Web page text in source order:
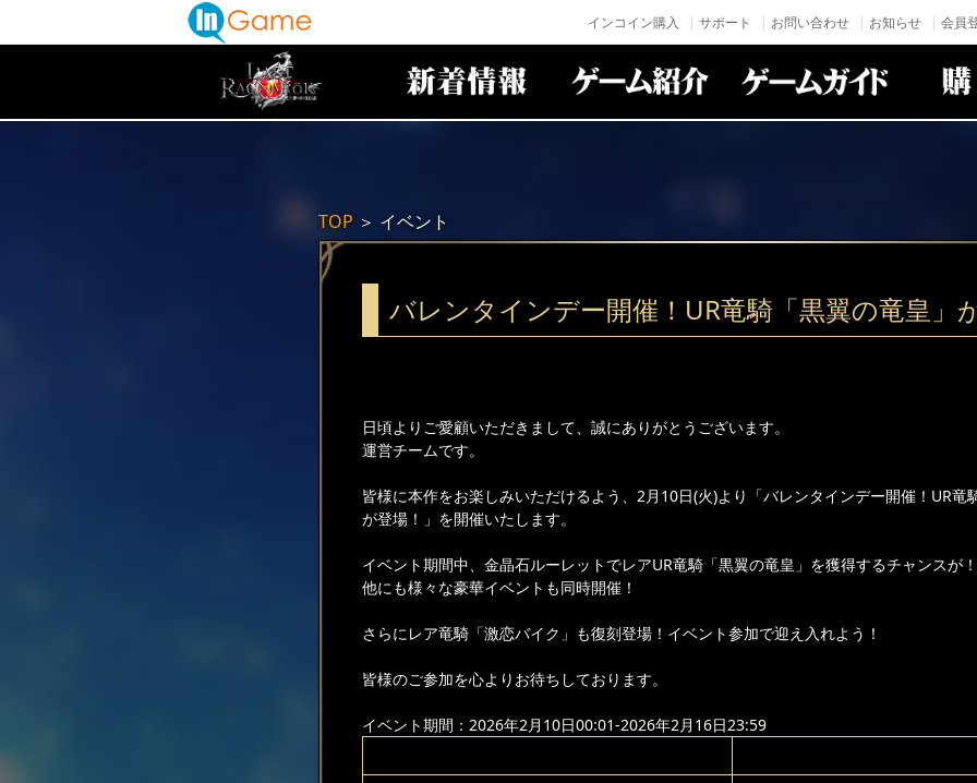
インコイン購入 サポート お問い合わせ お知らせ 会員
TOP ＞ イベント
バレンタインデー開催！UR竜騎「黒翼の竜皇」
日頃よりご愛顧いただきまして、誠にありがとうございます。
運営チームです。
皆様に本作をお楽しみいただけるよう、2月10日(火)より「バレンタインデー開催！UR竜
が登場！」を開催いたします。
イベント期間中、金晶石ルーレットでレアUR竜騎「黒翼の竜皇」を獲得するチャンスが！
他にも様々な豪華イベントも同時開催！
さらにレア竜騎「激恋バイク」も復刻登場！イベント参加で迎え入れよう！
皆様のご参加を心よりお待ちしております。
イベント期間：2026年2月10日00:01-2026年2月16日23:59